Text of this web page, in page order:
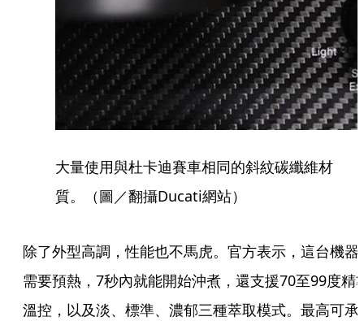
大量使用與杜卡迪賽車相同的斜紋碳纖維材
質。（圖／翻攝Ducati網站）
除了外型高調，性能也不馬虎。官方表示，這台機器
需要預熱，7秒內就能開始沖煮，還支援70至99度精
溫控，以及淡、標準、濃郁三種萃取模式。最高可承